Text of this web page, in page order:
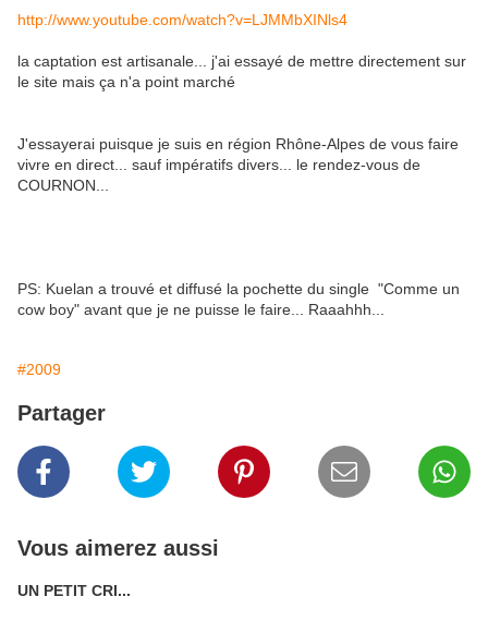
http://www.youtube.com/watch?v=LJMMbXINls4
la captation est artisanale... j'ai essayé de mettre directement sur
le site mais ça n'a point marché
J'essayerai puisque je suis en région Rhône-Alpes de vous faire
vivre en direct... sauf impératifs divers... le rendez-vous de
COURNON...
PS: Kuelan a trouvé et diffusé la pochette du single "Comme un
cow boy" avant que je ne puisse le faire... Raaahhh...
#2009
Partager
Vous aimerez aussi
UN PETIT CRI...